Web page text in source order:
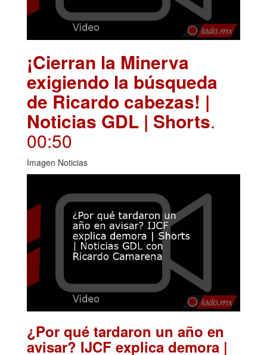
¡Cierran la Minerva
exigiendo la búsqueda
de Ricardo cabezas! |
Noticias GDL | Shorts.
00:50
Imagen Noticias
¿Por qué tardaron un año en
avisar? IJCF explica demora |